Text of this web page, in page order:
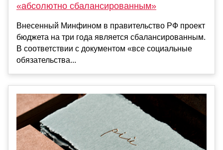
«абсолютно сбалансированным»
Внесенный Минфином в правительство РФ проект
бюджета на три года является сбалансированным.
В соответствии с документом «все социальные
обязательства...